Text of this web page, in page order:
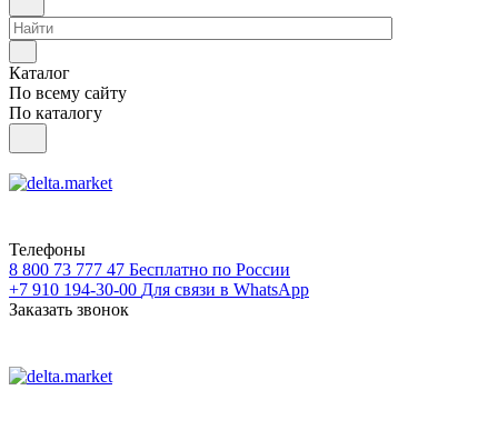
Каталог
По всему сайту
По каталогу
Телефоны
8 800 73 777 47 Бесплатно по России
+7 910 194-30-00 Для связи в WhatsApp
Заказать звонок